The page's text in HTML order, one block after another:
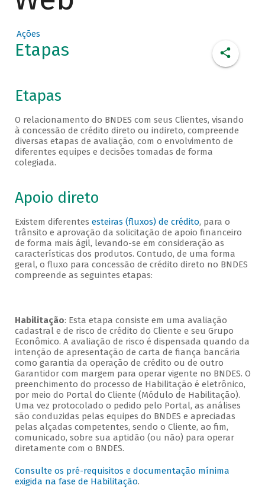
Ações
Etapas
Etapas
O relacionamento do BNDES com seus Clientes, visando
à concessão de crédito direto ou indireto, compreende
diversas etapas de avaliação, com o envolvimento de
diferentes equipes e decisões tomadas de forma
colegiada.
Apoio direto
Existem diferentes esteiras (fluxos) de crédito, para o
trânsito e aprovação da solicitação de apoio financeiro
de forma mais ágil, levando-se em consideração as
características dos produtos. Contudo, de uma forma
geral, o fluxo para concessão de crédito direto no BNDES
compreende as seguintes etapas:
Habilitação: Esta etapa consiste em uma avaliação
cadastral e de risco de crédito do Cliente e seu Grupo
Econômico. A avaliação de risco é dispensada quando da
intenção de apresentação de carta de fiança bancária
como garantia da operação de crédito ou de outro
Garantidor com margem para operar vigente no BNDES. O
preenchimento do processo de Habilitação é eletrônico,
por meio do Portal do Cliente (Módulo de Habilitação).
Uma vez protocolado o pedido pelo Portal, as análises
são conduzidas pelas equipes do BNDES e apreciadas
pelas alçadas competentes, sendo o Cliente, ao fim,
comunicado, sobre sua aptidão (ou não) para operar
diretamente com o BNDES.
Consulte os pré-requisitos e documentação mínima
exigida na fase de Habilitação.